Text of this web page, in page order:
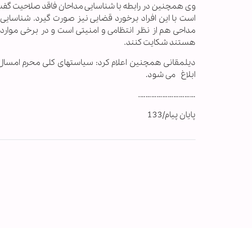
وی همچنین در رابطه با شناسایی مداحان فاقد صلاحیت
است با این افراد برخورد قضایی نیز صورت گیرد.
مداحی هم از نظر انتظامی و امنیتی است و در برخی موارد
هستند شکایت کنند.
دیلمقانی همچنین اعلام کرد: سیاستهای کلی محرم
ابلاغ می شود.
………………………….
پایان پیام/133